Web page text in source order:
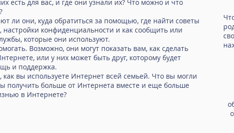
есть для вас, и где они узнали их? Что можно и что
ли они, куда обратиться за помощью, где найти советы
настройки конфиденциальности и как сообщить или
которые они используют.
Возможно, они могут показать вам, как сделать
или у них может быть друг, которому будет
и поддержка.
как вы используете Интернет всей семьей. Что вы могли
получить больше от Интернета вместе и еще больше
в Интернете?